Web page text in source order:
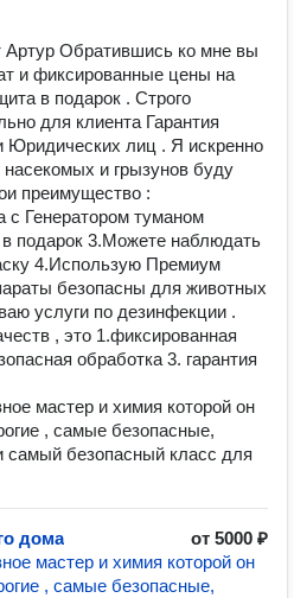
Артур Обратившись ко мне вы
и фиксированные цены на
в подарок . Строго
для клиента Гарантия
Юридических лиц . Я искренно
и грызунов буду
преимущество :
с Генератором туманом
подарок 3.Можете наблюдать
4.Использую Премиум
безопасны для животных
услуги по дезинфекции .
, это 1.фиксированная
обработка 3. гарантия
мастер и химия которой он
, самые безопасные,
самый безопасный класс для
дома
от 5000 ₽
мастер и химия которой он
, самые безопасные,